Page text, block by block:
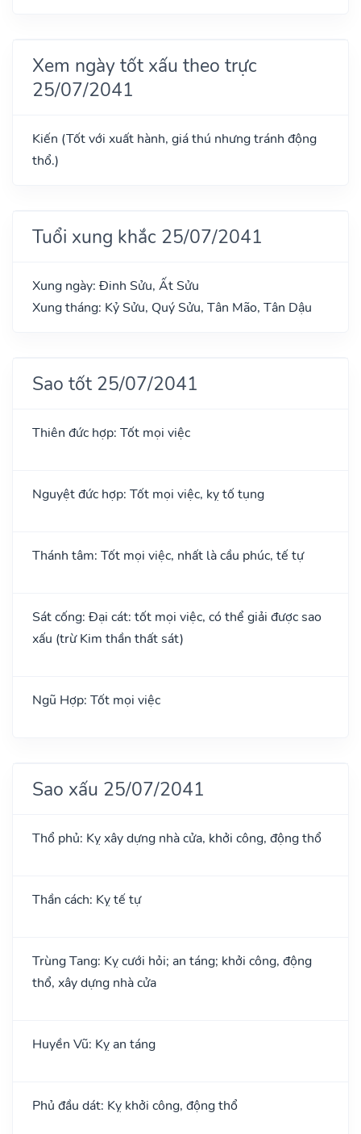
Xem ngày tốt xấu theo trực
25/07/2041
Kiến (Tốt với xuất hành, giá thú nhưng tránh động
thổ.)
Tuổi xung khắc 25/07/2041
Xung ngày: Đinh Sửu, Ất Sửu
Xung tháng: Kỷ Sửu, Quý Sửu, Tân Mão, Tân Dậu
Sao tốt 25/07/2041
Thiên đức hợp: Tốt mọi việc
Nguyệt đức hợp: Tốt mọi việc, kỵ tố tụng
Thánh tâm: Tốt mọi việc, nhất là cầu phúc, tế tự
Sát cống: Đại cát: tốt mọi việc, có thể giải được sao
xấu (trừ Kim thần thất sát)
Ngũ Hợp: Tốt mọi việc
Sao xấu 25/07/2041
Thổ phủ: Kỵ xây dựng nhà cửa, khởi công, động thổ
Thần cách: Kỵ tế tự
Trùng Tang: Kỵ cưới hỏi; an táng; khởi công, động
thổ, xây dựng nhà cửa
Huyền Vũ: Kỵ an táng
Phủ đầu dát: Kỵ khởi công, động thổ